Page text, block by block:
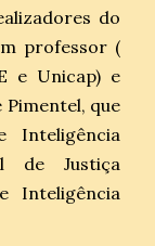
do
professor (
e Unicap) e
Pimentel, que
Inteligência
de Justiça
Inteligência